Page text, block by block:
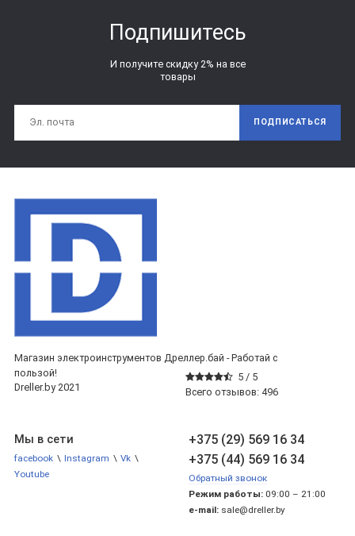
Подпишитесь
И получите скидку 2% на все
товары
ПОДПИСАТЬСЯ
Магазин электроинструментов Дреллер.бай - Работай с
пользой!
5 / 5
Всего отзывов: 496
Dreller.by 2021
+375 (29) 569 16 34
+375 (44) 569 16 34
Обратный звонок
Режим работы: 09:00 – 21:00
e-mail: sale@dreller.by
Мы в сети
facebook \ Instagram \ Vk \
Youtube